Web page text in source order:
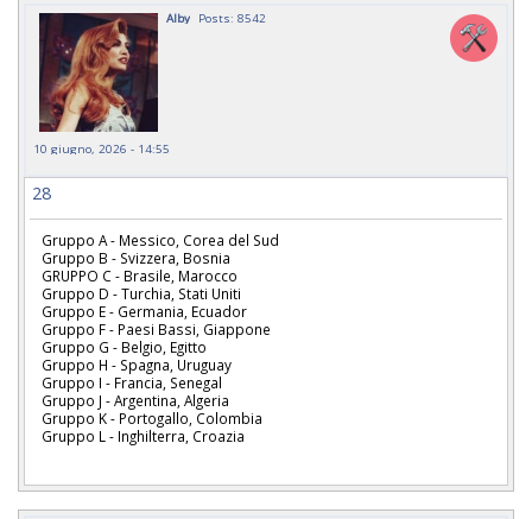
Alby Posts: 8542
10 giugno, 2026 - 14:55
28
Gruppo A - Messico, Corea del Sud
Gruppo B - Svizzera, Bosnia
GRUPPO C - Brasile, Marocco
Gruppo D - Turchia, Stati Uniti
Gruppo E - Germania, Ecuador
Gruppo F - Paesi Bassi, Giappone
Gruppo G - Belgio, Egitto
Gruppo H - Spagna, Uruguay
Gruppo I - Francia, Senegal
Gruppo J - Argentina, Algeria
Gruppo K - Portogallo, Colombia
Gruppo L - Inghilterra, Croazia